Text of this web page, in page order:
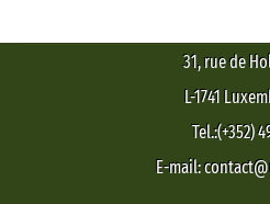
31, rue de
L-1741
Tel.:(+352)
E-mail: